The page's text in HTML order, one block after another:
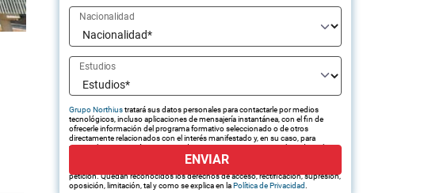
Nacionalidad
Estudios
Grupo Northiustratará sus datos personales para contactarle por medios
tecnológicos, incluso aplicaciones de mensajería instantánea, con el fin de
ofrecerle información del programa formativo seleccionado o de otros
directamente relacionados con el interés manifestado y, en su caso, para
tramitar la contratación correspondiente. Compartiremos su solicitud con las
Grupo Northius , con el objeto de que estas
puedan hacerle llegar la mejor oferta de productos y servicios de acuerdo a su
petición. Quedan reconocidos los derechos de acceso, rectificación, supresión,
oposición, limitación, tal y como se explica en laPolítica de Privacidad
ENVIAR